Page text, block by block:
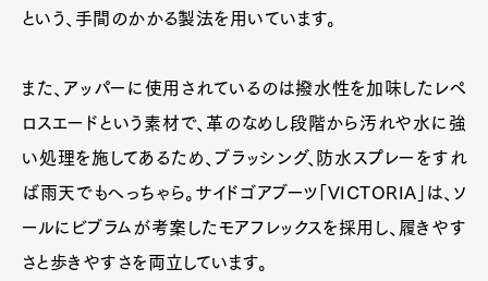
という、手間のかかる製法を用いています。
また、アッパーに使用されているのは撥水性を加味したレペ
ロスエードという素材で、革のなめし段階から汚れや水に強
い処理を施してあるため、ブラッシング、防水スプレーをすれ
ば雨天でもへっちゃら。サイドゴアブーツ「VICTORIA」は、ソ
ールにビブラムが考案したモアフレックスを採用し、履きやす
さと歩きやすさを両立しています。